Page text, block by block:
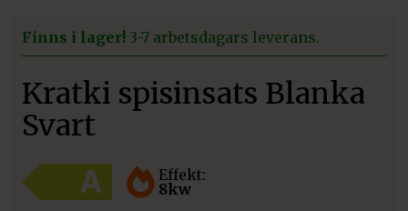
Finns i lager! 3-7 arbetsdagars leverans.
Kratki spisinsats Blanka
Svart
Effekt:
8kw